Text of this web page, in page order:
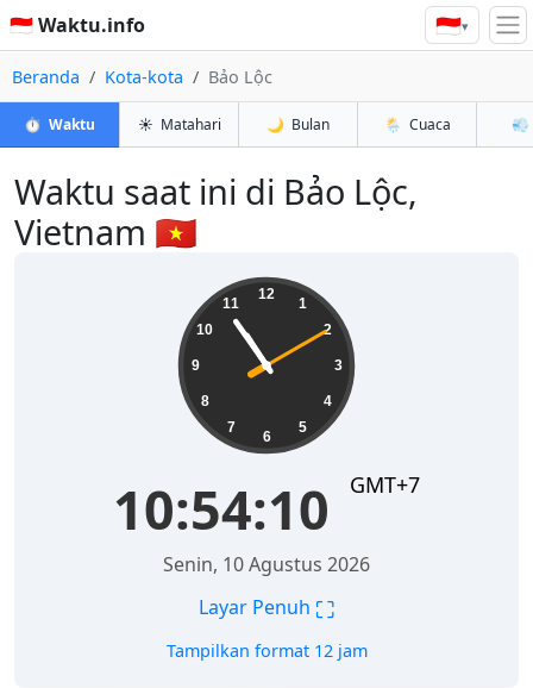
🇮🇩 Waktu.info 🇮🇩▾
Beranda Kota-kota Bảo Lộc
⏱️ Waktu ☀️ Matahari 🌙 Bulan 🌦️ Cuaca 💨
Waktu saat ini di Bảo Lộc,
Vietnam 🇻🇳
12
1
2
3
4
5
6
7
8
9
10
11
10:54:11 GMT+7
Senin, 10 Agustus 2026
Layar Penuh ⛶
Tampilkan format 12 jam